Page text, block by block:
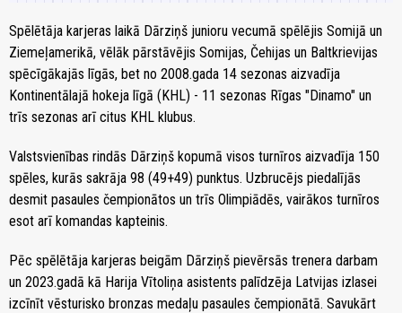
Spēlētāja karjeras laikā Dārziņš junioru vecumā spēlējis Somijā un
Ziemeļamerikā, vēlāk pārstāvējis Somijas, Čehijas un Baltkrievijas
spēcīgākajās līgās, bet no 2008.gada 14 sezonas aizvadīja
Kontinentālajā hokeja līgā (KHL) - 11 sezonas Rīgas "Dinamo" un
trīs sezonas arī citus KHL klubus.
Valstsvienības rindās Dārziņš kopumā visos turnīros aizvadīja 150
spēles, kurās sakrāja 98 (49+49) punktus. Uzbrucējs piedalījās
desmit pasaules čempionātos un trīs Olimpiādēs, vairākos turnīros
esot arī komandas kapteinis.
Pēc spēlētāja karjeras beigām Dārziņš pievērsās trenera darbam
un 2023.gadā kā Harija Vītoliņa asistents palīdzēja Latvijas izlasei
izcīnīt vēsturisko bronzas medaļu pasaules čempionātā. Savukārt